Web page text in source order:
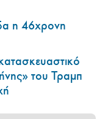
η 46χρονη
του Τραμπ